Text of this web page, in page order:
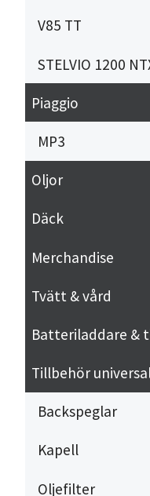
V85 TT
STELVIO 1200
Piaggio
MP3
Oljor
Däck
Merchandise
Tvätt & vård
Batteriladdare &
Tillbehör
Backspeglar
Kapell
Oljefilter